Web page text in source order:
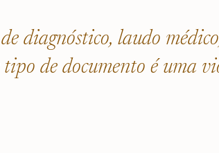
diagnóstico, laudo
de documento é uma